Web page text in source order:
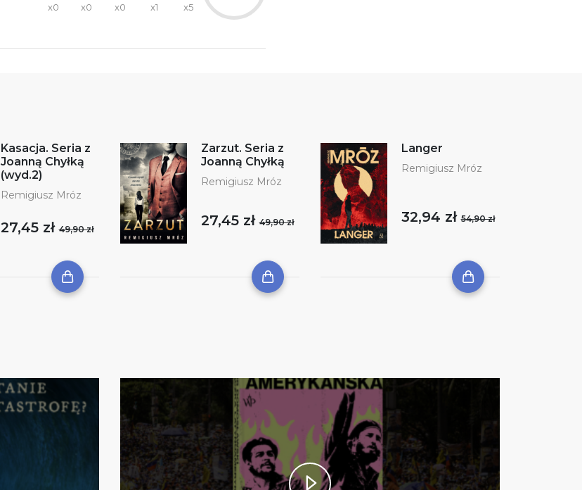
x0
x0
x0
x1
x5
Kasacja. Seria z
Joanną Chyłką
(wyd.2)
Remigiusz Mróz
27,45 zł49,90 zł
Zarzut. Seria z
Joanną Chyłką
Remigiusz Mróz
27,45 zł49,90 zł
Langer
Remigiusz Mróz
32,94 zł54,90 zł